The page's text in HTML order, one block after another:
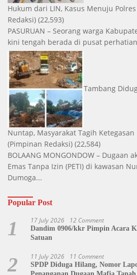
Hukum dari LIN, Kasus Menuju
Redaksi) (22,593)
PASURUAN – Seorang warga
kini tengah berada di pusat
Tambang
Nuntap, Masyarakat Tagih Ketegasan
(Pimpinan Redaksi) (22,584)
BOLAANG MONGONDOW – Dugaan
Emas Tanpa Izin (PETI) di kawasan
Dumoga...
Popular Post
1 17 July 2026 12 Comment
Dandim 0906/kkr Pimpin Acara
Satuan
2 11 July 2026 11 Comment
SPDP Diduga Hilang, Nomor